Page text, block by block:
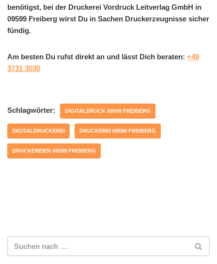
benötigst, bei der Druckerei Vordruck Leitverlag GmbH in
09599 Freiberg wirst Du in Sachen Druckerzeugnisse sicher
fündig.
Am besten Du rufst direkt an und lässt Dich beraten: +49
3731 3030
Schlagwörter: DIGITALDRUCK 09599 FREIBERG
DIGITALDRUCKEREI DRUCKEREI 09599 FREIBERG
DRUCKEREIEN 09599 FREIBERG